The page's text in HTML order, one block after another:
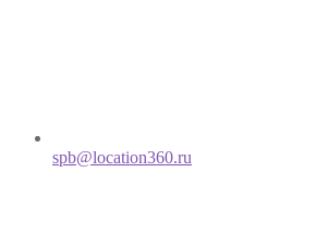
spb@location360.ru